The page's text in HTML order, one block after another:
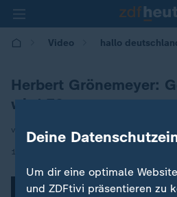
Video hallo
Herbert Grönemeyer:
wird 70
von Martin Schiffler
13.04.2026 | 17:10
Deine
Um dir eine optimale
und ZDFtivi präsentieren zu